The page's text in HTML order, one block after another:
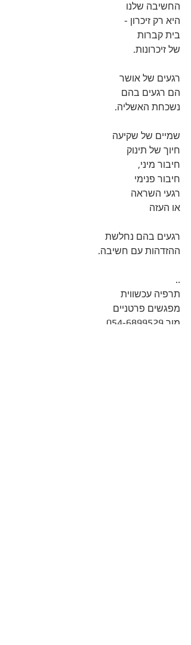
החשיבה שלנו
היא רק זיכרון -
בית קברות
של זיכרונות.
רגעים של אושר
הם רגעים בהם
נשכחת האשליה.
שמיים של שקיעה
חיוך של תינוק
חיבור מיני,
חיבור פנימי
רגעי השראה
או העזה
רגעים בהם נחלשת
ההזדהות עם חשיבה.
..
תרפיה עכשווית
מפגשים פרטניים
מור 054-6899529